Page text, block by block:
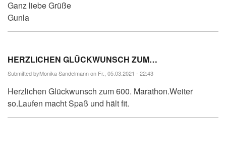
Ganz liebe Grüße
Gunla
HERZLICHEN GLÜCKWUNSCH ZUM…
Submitted byMonika Sandelmannon Fr., 05.03.2021 - 22:43
Herzlichen Glückwunsch zum 600. Marathon.Weiter
so.Laufen macht Spaß und hält fit.